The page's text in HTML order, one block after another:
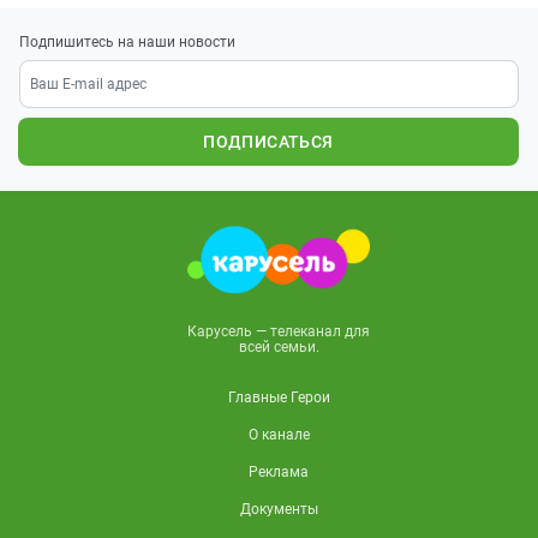
Подпишитесь на наши новости
ПОДПИСАТЬСЯ
Карусель — телеканал для
всей семьи.
Главные Герои
О канале
Реклама
Документы